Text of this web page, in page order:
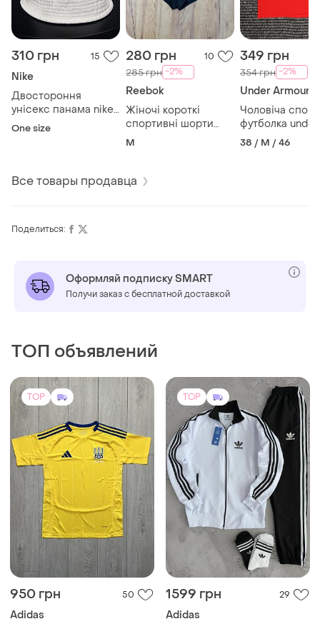
310 грн 15
Nike
Двостороння
унісекс панама nike .
оригінал
One size
280 грн 10
285 грн -2%
Reebok
Жіночі короткі
спортивні шорти
reebok. оригінал
M
349 грн
354 грн -2%
Under Armour
Чоловіча
футболка under
armour.
38 / M / 46
Все товары продавца
Поделиться:
Оформляй подписку SMART
Получи заказ с бесплатной доставкой
ТОП объявлений
TOP
950 грн 50
Adidas
TOP
1599 грн 29
Adidas